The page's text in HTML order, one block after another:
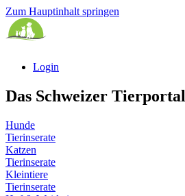
Zum Hauptinhalt springen
Login
Das Schweizer Tierportal
Hunde
Tierinserate
Katzen
Tierinserate
Kleintiere
Tierinserate